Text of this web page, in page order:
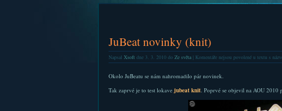
JuBeat novinky (knit)
Napsal Xsoftdne 3. 3. 2010 do Ze světa| Komentáře nejsou povolenéu textu s
Okolo JuBeatu se nám nahromadilo pár novinek.
Tak zaprvé je to test lokave jubeat knit. Poprvé se objevil na AOU 2010